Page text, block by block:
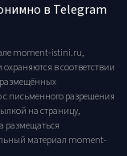
в Telegram
moment-istini.ru,
в соответствии
письменного разрешения
на страницу,
размещаться
материал moment-